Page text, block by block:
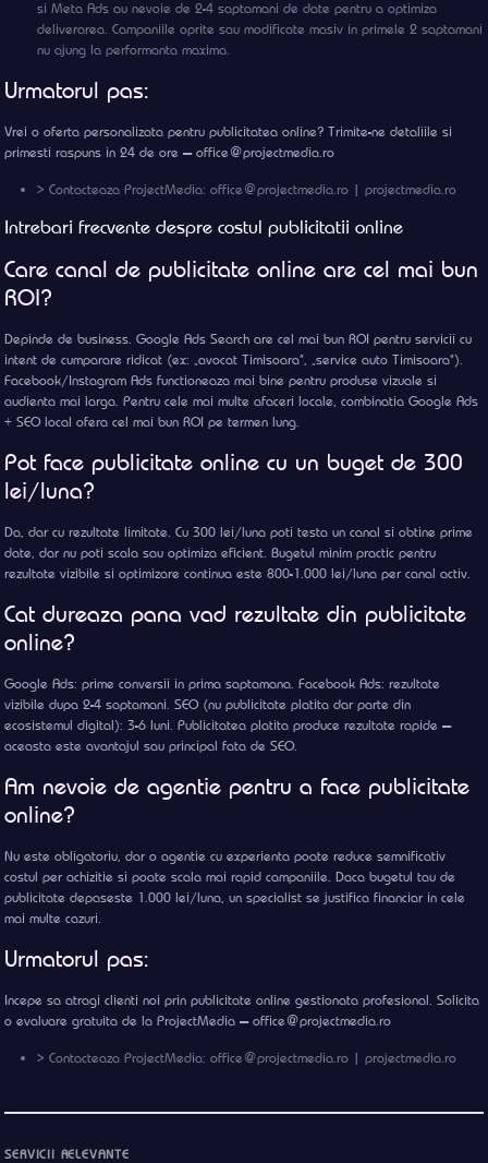
si Meta Ads au nevoie de 2-4 saptamani de date pentru a optimiza
deliverarea. Campaniile oprite sau modificate masiv in primele 2 saptamani
nu ajung la performanta maxima.
Urmatorul pas:
Vrei o oferta personalizata pentru publicitatea online? Trimite-ne detaliile si
primesti raspuns in 24 de ore — office@projectmedia.ro
> Contacteaza ProjectMedia: office@projectmedia.ro | projectmedia.ro
Intrebari frecvente despre costul publicitatii online
Care canal de publicitate online are cel mai bun
ROI?
Depinde de business. Google Ads Search are cel mai bun ROI pentru servicii cu
intent de cumparare ridicat (ex: „avocat Timisoara”, „service auto Timisoara”).
Facebook/Instagram Ads functioneaza mai bine pentru produse vizuale si
audienta mai larga. Pentru cele mai multe afaceri locale, combinatia Google Ads
+ SEO local ofera cel mai bun ROI pe termen lung.
Pot face publicitate online cu un buget de 300
lei/luna?
Da, dar cu rezultate limitate. Cu 300 lei/luna poti testa un canal si obtine prime
date, dar nu poti scala sau optimiza eficient. Bugetul minim practic pentru
rezultate vizibile si optimizare continua este 800-1.000 lei/luna per canal activ.
Cat dureaza pana vad rezultate din publicitate
online?
Google Ads: prime conversii in prima saptamana. Facebook Ads: rezultate
vizibile dupa 2-4 saptamani. SEO (nu publicitate platita dar parte din
ecosistemul digital): 3-6 luni. Publicitatea platita produce rezultate rapide —
aceasta este avantajul sau principal fata de SEO.
Am nevoie de agentie pentru a face publicitate
online?
Nu este obligatoriu, dar o agentie cu experienta poate reduce semnificativ
costul per achizitie si poate scala mai rapid campaniile. Daca bugetul tau de
publicitate depaseste 1.000 lei/luna, un specialist se justifica financiar in cele
mai multe cazuri.
Urmatorul pas:
Incepe sa atragi clienti noi prin publicitate online gestionata profesional. Solicita
o evaluare gratuita de la ProjectMedia — office@projectmedia.ro
> Contacteaza ProjectMedia: office@projectmedia.ro | projectmedia.ro
SERVICII RELEVANTE